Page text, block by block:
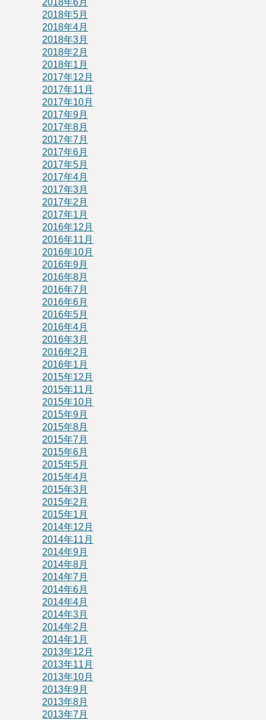
2018年6月
2018年5月
2018年4月
2018年3月
2018年2月
2018年1月
2017年12月
2017年11月
2017年10月
2017年9月
2017年8月
2017年7月
2017年6月
2017年5月
2017年4月
2017年3月
2017年2月
2017年1月
2016年12月
2016年11月
2016年10月
2016年9月
2016年8月
2016年7月
2016年6月
2016年5月
2016年4月
2016年3月
2016年2月
2016年1月
2015年12月
2015年11月
2015年10月
2015年9月
2015年8月
2015年7月
2015年6月
2015年5月
2015年4月
2015年3月
2015年2月
2015年1月
2014年12月
2014年11月
2014年9月
2014年8月
2014年7月
2014年6月
2014年4月
2014年3月
2014年2月
2014年1月
2013年12月
2013年11月
2013年10月
2013年9月
2013年8月
2013年7月